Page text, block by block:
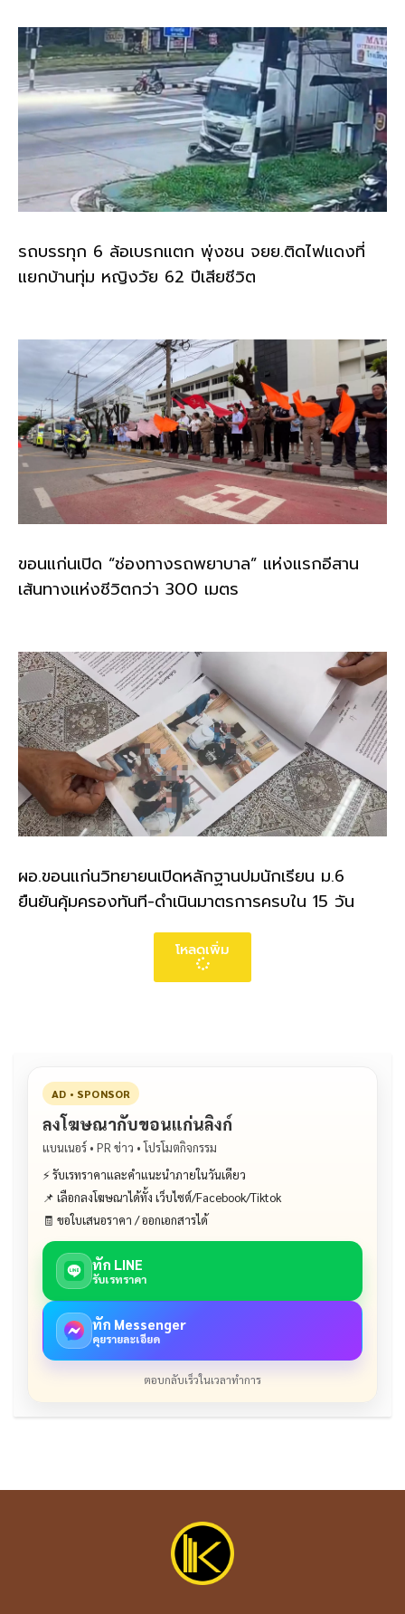
รถบรรทุก 6 ล้อเบรกแตก พุ่งชน จยย.ติดไฟแดงที่
แยกบ้านทุ่ม หญิงวัย 62 ปีเสียชีวิต
ขอนแก่นเปิด “ช่องทางรถพยาบาล” แห่งแรกอีสาน
เส้นทางแห่งชีวิตกว่า 300 เมตร
ผอ.ขอนแก่นวิทยายนเปิดหลักฐานปมนักเรียน ม.6
ยืนยันคุ้มครองทันที-ดำเนินมาตรการครบใน 15 วัน
โหลดเพิ่ม
AD • SPONSOR
ลงโฆษณากับขอนแก่นลิงก์
แบนเนอร์ • PR ข่าว • โปรโมตกิจกรรม
⚡ รับเรทราคาและคำแนะนำภายในวันเดียว
📌 เลือกลงโฆษณาได้ทั้ง เว็บไซต์/Facebook/Tiktok
🧾 ขอใบเสนอราคา / ออกเอกสารได้
ทัก LINE
รับเรทราคา
ทัก Messenger
คุยรายละเอียด
ตอบกลับเร็วในเวลาทำการ